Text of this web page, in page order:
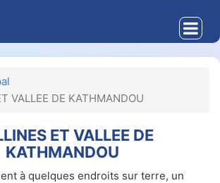
VALLEE DE KATHMANDOU
ET VALLEE DE
KATHMANDOU
à quelques endroits sur terre, un